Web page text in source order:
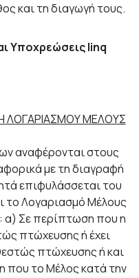
και τη διαγωγή τους.
Υποχρεώσεις linq
ΛΟΓΑΡΙΑΣΜΟΥ ΜΕΛΟΥΣ
αναφέρονται στους
με τη διαγραφή
επιφυλάσσεται του
το Λογαριασμό Μέλους
α) Σε περίπτωση που η
πτώχευσης ή έχει
πτώχευσης ή και
που το Μέλος κατά την